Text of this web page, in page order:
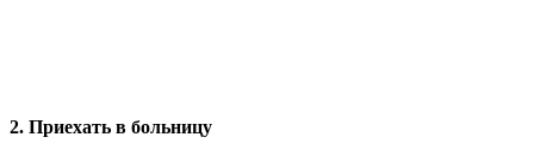
2. Приехать в больницу